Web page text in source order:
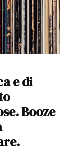
e di
Booze